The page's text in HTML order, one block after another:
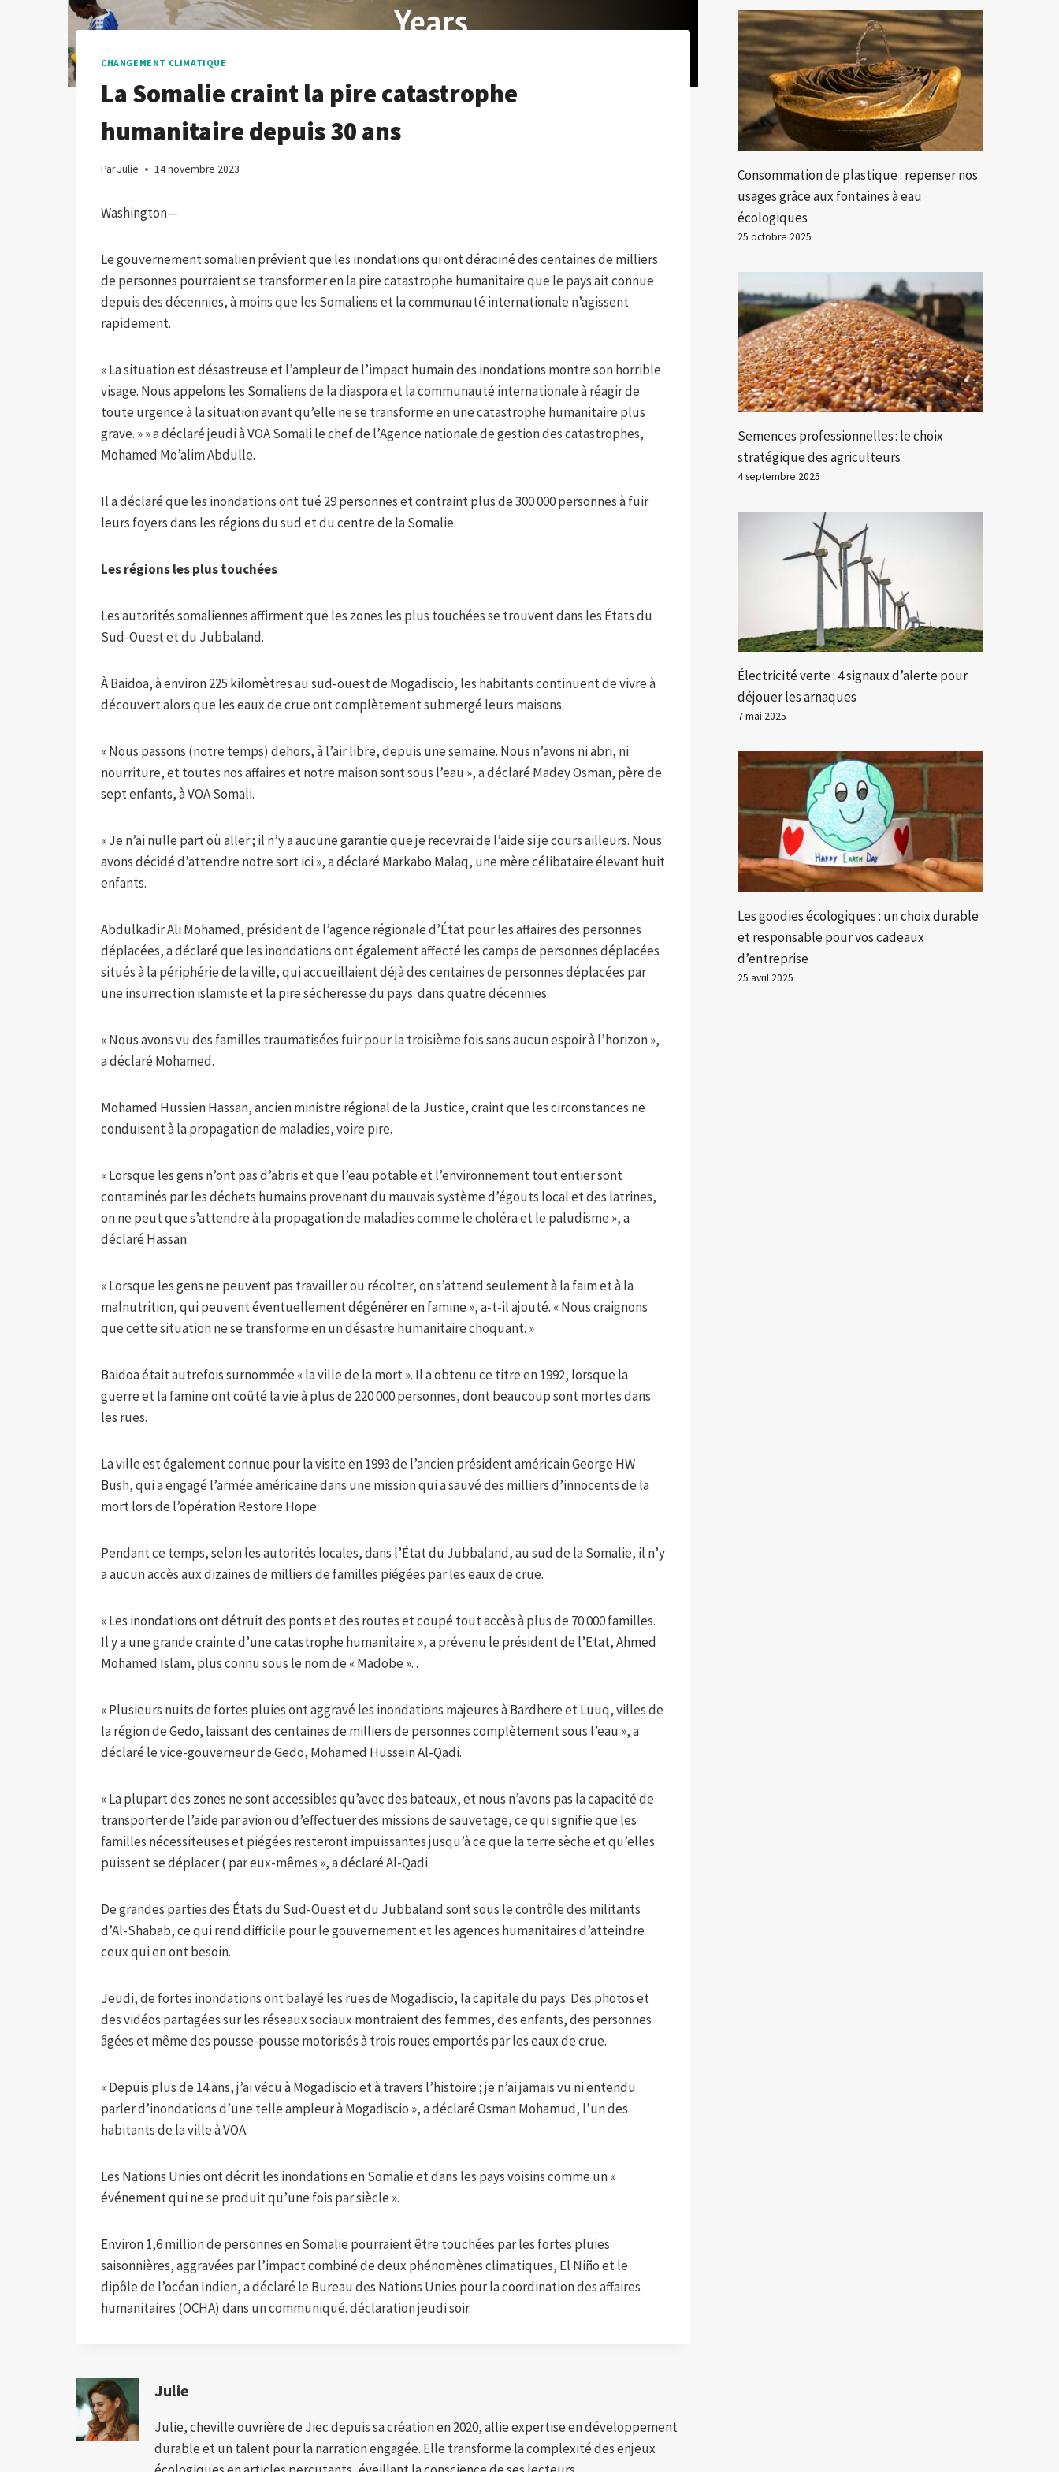
CHANGEMENT CLIMATIQUE
La Somalie craint la pire catastrophe
humanitaire depuis 30 ans
ParJulie 14 novembre 2023
Washington—
Le gouvernement somalien prévient que les inondations qui ont déraciné des centaines de milliers
de personnes pourraient se transformer en la pire catastrophe humanitaire que le pays ait connue
depuis des décennies, à moins que les Somaliens et la communauté internationale n’agissent
rapidement.
« La situation est désastreuse et l’ampleur de l’impact humain des inondations montre son horrible
visage. Nous appelons les Somaliens de la diaspora et la communauté internationale à réagir de
toute urgence à la situation avant qu’elle ne se transforme en une catastrophe humanitaire plus
grave. » » a déclaré jeudi à VOA Somali le chef de l’Agence nationale de gestion des catastrophes,
Mohamed Mo’alim Abdulle.
Il a déclaré que les inondations ont tué 29 personnes et contraint plus de 300 000 personnes à fuir
leurs foyers dans les régions du sud et du centre de la Somalie.
Les régions les plus touchées
Les autorités somaliennes affirment que les zones les plus touchées se trouvent dans les États du
Sud-Ouest et du Jubbaland.
À Baidoa, à environ 225 kilomètres au sud-ouest de Mogadiscio, les habitants continuent de vivre à
découvert alors que les eaux de crue ont complètement submergé leurs maisons.
« Nous passons (notre temps) dehors, à l’air libre, depuis une semaine. Nous n’avons ni abri, ni
nourriture, et toutes nos affaires et notre maison sont sous l’eau », a déclaré Madey Osman, père de
sept enfants, à VOA Somali.
« Je n’ai nulle part où aller ; il n’y a aucune garantie que je recevrai de l’aide si je cours ailleurs. Nous
avons décidé d’attendre notre sort ici », a déclaré Markabo Malaq, une mère célibataire élevant huit
enfants.
Abdulkadir Ali Mohamed, président de l’agence régionale d’État pour les affaires des personnes
déplacées, a déclaré que les inondations ont également affecté les camps de personnes déplacées
situés à la périphérie de la ville, qui accueillaient déjà des centaines de personnes déplacées par
une insurrection islamiste et la pire sécheresse du pays. dans quatre décennies.
« Nous avons vu des familles traumatisées fuir pour la troisième fois sans aucun espoir à l’horizon »,
a déclaré Mohamed.
Mohamed Hussien Hassan, ancien ministre régional de la Justice, craint que les circonstances ne
conduisent à la propagation de maladies, voire pire.
« Lorsque les gens n’ont pas d’abris et que l’eau potable et l’environnement tout entier sont
contaminés par les déchets humains provenant du mauvais système d’égouts local et des latrines,
on ne peut que s’attendre à la propagation de maladies comme le choléra et le paludisme », a
déclaré Hassan.
« Lorsque les gens ne peuvent pas travailler ou récolter, on s’attend seulement à la faim et à la
malnutrition, qui peuvent éventuellement dégénérer en famine », a-t-il ajouté. « Nous craignons
que cette situation ne se transforme en un désastre humanitaire choquant. »
Baidoa était autrefois surnommée « la ville de la mort ». Il a obtenu ce titre en 1992, lorsque la
guerre et la famine ont coûté la vie à plus de 220 000 personnes, dont beaucoup sont mortes dans
les rues.
La ville est également connue pour la visite en 1993 de l’ancien président américain George HW
Bush, qui a engagé l’armée américaine dans une mission qui a sauvé des milliers d’innocents de la
mort lors de l’opération Restore Hope.
Pendant ce temps, selon les autorités locales, dans l’État du Jubbaland, au sud de la Somalie, il n’y
a aucun accès aux dizaines de milliers de familles piégées par les eaux de crue.
« Les inondations ont détruit des ponts et des routes et coupé tout accès à plus de 70 000 familles.
Il y a une grande crainte d’une catastrophe humanitaire », a prévenu le président de l’Etat, Ahmed
Mohamed Islam, plus connu sous le nom de « Madobe ». .
« Plusieurs nuits de fortes pluies ont aggravé les inondations majeures à Bardhere et Luuq, villes de
la région de Gedo, laissant des centaines de milliers de personnes complètement sous l’eau », a
déclaré le vice-gouverneur de Gedo, Mohamed Hussein Al-Qadi.
« La plupart des zones ne sont accessibles qu’avec des bateaux, et nous n’avons pas la capacité de
transporter de l’aide par avion ou d’effectuer des missions de sauvetage, ce qui signifie que les
familles nécessiteuses et piégées resteront impuissantes jusqu’à ce que la terre sèche et qu’elles
puissent se déplacer ( par eux-mêmes », a déclaré Al-Qadi.
De grandes parties des États du Sud-Ouest et du Jubbaland sont sous le contrôle des militants
d’Al-Shabab, ce qui rend difficile pour le gouvernement et les agences humanitaires d’atteindre
ceux qui en ont besoin.
Jeudi, de fortes inondations ont balayé les rues de Mogadiscio, la capitale du pays. Des photos et
des vidéos partagées sur les réseaux sociaux montraient des femmes, des enfants, des personnes
âgées et même des pousse-pousse motorisés à trois roues emportés par les eaux de crue.
« Depuis plus de 14 ans, j’ai vécu à Mogadiscio et à travers l’histoire ; je n’ai jamais vu ni entendu
parler d’inondations d’une telle ampleur à Mogadiscio », a déclaré Osman Mohamud, l’un des
habitants de la ville à VOA.
Les Nations Unies ont décrit les inondations en Somalie et dans les pays voisins comme un «
événement qui ne se produit qu’une fois par siècle ».
Environ 1,6 million de personnes en Somalie pourraient être touchées par les fortes pluies
saisonnières, aggravées par l’impact combiné de deux phénomènes climatiques, El Niño et le
dipôle de l’océan Indien, a déclaré le Bureau des Nations Unies pour la coordination des affaires
humanitaires (OCHA) dans un communiqué. déclaration jeudi soir.
Julie
Julie, cheville ouvrière de Jiec depuis sa création en 2020, allie expertise en développement
durable et un talent pour la narration engagée. Elle transforme la complexité des enjeux
Consommation de plastique : repenser nos
usages grâce aux fontaines à eau
écologiques
25 octobre 2025
Semences professionnelles : le choix
stratégique des agriculteurs
4 septembre 2025
Électricité verte : 4 signaux d’alerte pour
déjouer les arnaques
7 mai 2025
Les goodies écologiques : un choix durable
et responsable pour vos cadeaux
d’entreprise
25 avril 2025